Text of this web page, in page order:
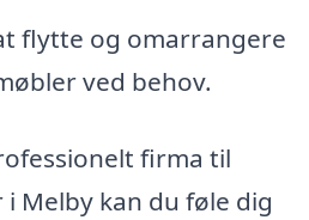
flytte og omarrangere
ved behov.
firma til
Melby kan du føle dig